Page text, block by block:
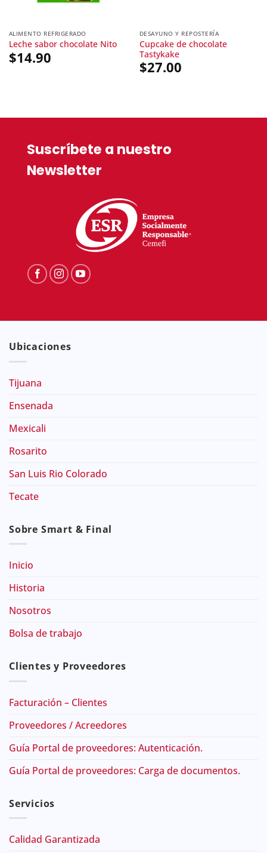
ALIMENTO REFRIGERADO
Leche sabor chocolate Nito
$14.90
DESAYUNO Y REPOSTERÍA
Cupcake de chocolate
Tastykake
$27.00
Suscríbete a nuestro
Newsletter
Ubicaciones
Tijuana
Ensenada
Mexicali
Rosarito
San Luis Rio Colorado
Tecate
Sobre Smart & Final
Inicio
Historia
Nosotros
Bolsa de trabajo
Clientes y Proveedores
Facturación – Clientes
Proveedores / Acreedores
Guía Portal de proveedores: Autenticación.
Guía Portal de proveedores: Carga de documentos.
Servicios
Calidad Garantizada